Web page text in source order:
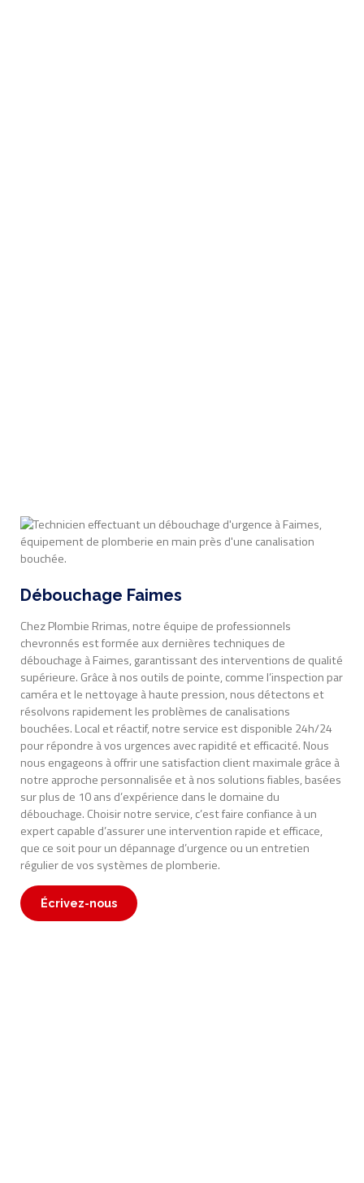
Débouchage Faimes
Chez Plombie Rrimas, notre équipe de professionnels
chevronnés est formée aux dernières techniques de
débouchage à Faimes, garantissant des interventions de qualité
supérieure. Grâce à nos outils de pointe, comme l’inspection par
caméra et le nettoyage à haute pression, nous détectons et
résolvons rapidement les problèmes de canalisations
bouchées. Local et réactif, notre service est disponible 24h/24
pour répondre à vos urgences avec rapidité et efficacité. Nous
nous engageons à offrir une satisfaction client maximale grâce à
notre approche personnalisée et à nos solutions fiables, basées
sur plus de 10 ans d’expérience dans le domaine du
débouchage. Choisir notre service, c’est faire confiance à un
expert capable d’assurer une intervention rapide et efficace,
que ce soit pour un dépannage d’urgence ou un entretien
régulier de vos systèmes de plomberie.
Écrivez-nous